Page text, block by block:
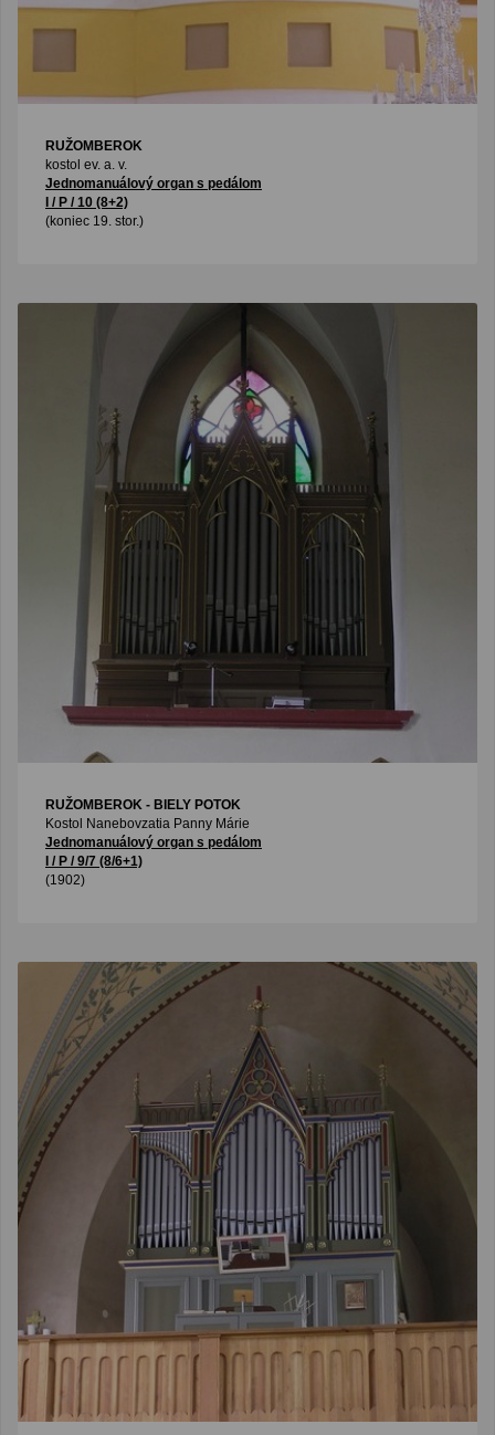
RUŽOMBEROK
kostol ev. a. v.
Jednomanuálový organ s pedálom
I / P / 10 (8+2)
(koniec 19. stor.)
RUŽOMBEROK - BIELY POTOK
Kostol Nanebovzatia Panny Márie
Jednomanuálový organ s pedálom
I / P / 9/7 (8/6+1)
(1902)